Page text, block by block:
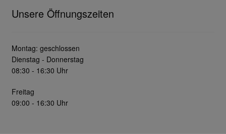
Unsere Öffnungszeiten
Montag: geschlossen
Dienstag - Donnerstag
08:30 - 16:30 Uhr
Freitag
09:00 - 16:30 Uhr